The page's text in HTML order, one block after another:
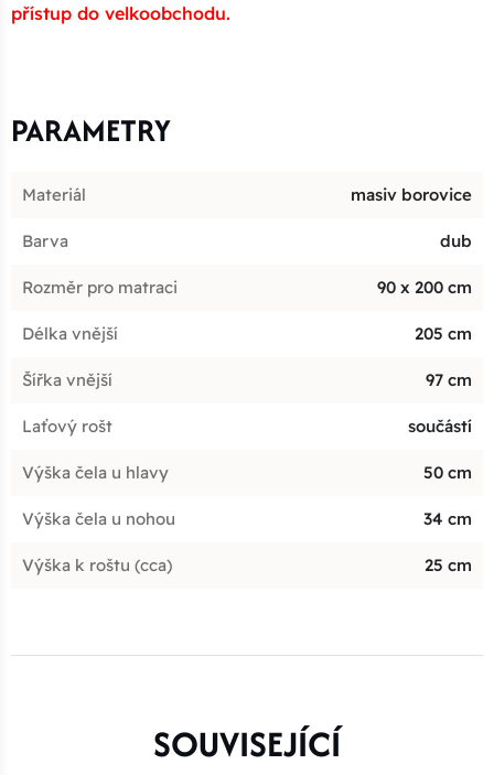
přístup do velkoobchodu.
PARAMETRY
Materiál masiv borovice
Barva dub
Rozměr pro matraci 90 x 200 cm
Délka vnější 205 cm
Šířka vnější 97 cm
Laťový rošt součástí
Výška čela u hlavy 50 cm
Výška čela u nohou 34 cm
Výška k roštu (cca) 25 cm
SOUVISEJÍCÍ